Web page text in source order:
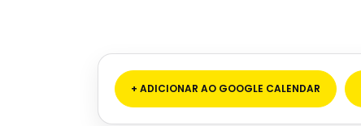
+ ADICIONAR AO GOOGLE CALENDAR